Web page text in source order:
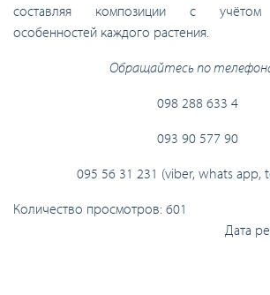
составляя композиции с учётом
особенностей каждого растения.
Обращайтесь по
098 288 633 4
093 90 577 90
095 56 31 231 (viber, whats app,
Количество просмотров: 601
Дата